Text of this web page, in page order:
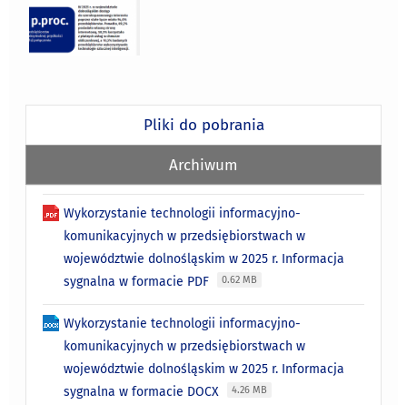
Pliki do pobrania
Archiwum
Wykorzystanie technologii informacyjno-
komunikacyjnych w przedsiębiorstwach w
województwie dolnośląskim w 2025 r. Informacja
sygnalna w formacie PDF
0.62 MB
Wykorzystanie technologii informacyjno-
komunikacyjnych w przedsiębiorstwach w
województwie dolnośląskim w 2025 r. Informacja
sygnalna w formacie DOCX
4.26 MB